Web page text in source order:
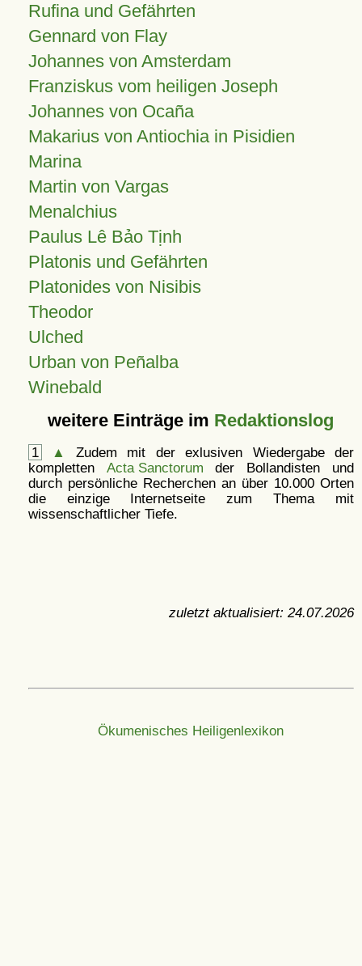
Rufina und Gefährten
Gennard von Flay
Johannes von Amsterdam
Franziskus vom heiligen Joseph
Johannes von Ocaña
Makarius von Antiochia in Pisidien
Marina
Martin von Vargas
Menalchius
Paulus Lê Bảo Tịnh
Platonis und Gefährten
Platonides von Nisibis
Theodor
Ulched
Urban von Peñalba
Winebald
weitere Einträge im Redaktionslog
1 ▲
Zudem mit der exlusiven Wiedergabe der
kompletten Acta Sanctorum der Bollandisten und
durch persönliche Recherchen an über 10.000 Orten
die einzige Internetseite zum Thema mit
wissenschaftlicher Tiefe.
zuletzt aktualisiert: 24.07.2026
Ökumenisches Heiligenlexikon